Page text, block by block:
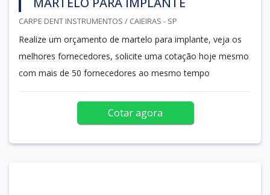
CARPE DENT INSTRUMENTOS / CAIEIRAS - SP
Realize um orçamento de martelo para implante, veja os
melhores fornecedores, solicite uma cotação hoje mesmo
com mais de 50 fornecedores ao mesmo tempo
Cotar agora